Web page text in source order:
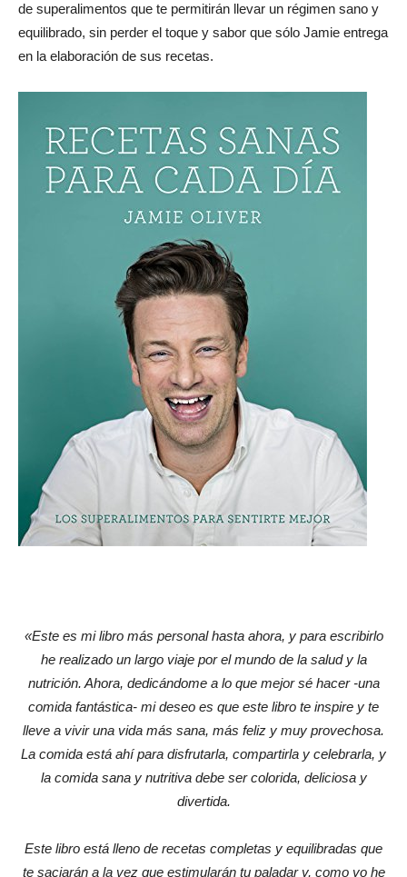
de superalimentos que te permitirán llevar un régimen sano y
equilibrado, sin perder el toque y sabor que sólo Jamie entrega
en la elaboración de sus recetas.
«Este es mi libro más personal hasta ahora, y para escribirlo
he realizado un largo viaje por el mundo de la salud y la
nutrición. Ahora, dedicándome a lo que mejor sé hacer -una
comida fantástica- mi deseo es que este libro te inspire y te
lleve a vivir una vida más sana, más feliz y muy provechosa.
La comida está ahí para disfrutarla, compartirla y celebrarla, y
la comida sana y nutritiva debe ser colorida, deliciosa y
divertida.
Este libro está lleno de recetas completas y equilibradas que
te saciarán a la vez que estimularán tu paladar y, como yo he